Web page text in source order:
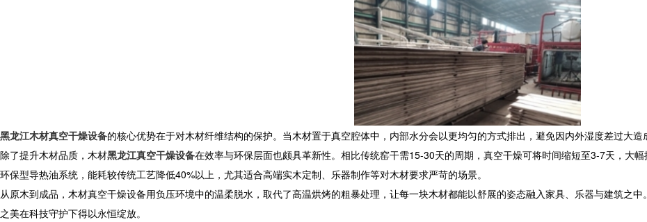
黑龙江木材真空干燥设备的核心优势在于对木材纤维结构的保护。当木材置于真空腔体中，内部水分会以更均匀的方式排出，避免因内外湿度差过大
除了提升木材品质，木材黑龙江真空干燥设备在效率与环保层面也颇具革新性。相比传统窑干需15-30天的周期，真空干燥可将时间缩短至3-7天，大
环保型导热油系统，能耗较传统工艺降低40%以上，尤其适合高端实木定制、乐器制作等对木材要求严苛的场景。
从原木到成品，木材真空干燥设备用负压环境中的温柔脱水，取代了高温烘烤的粗暴处理，让每一块木材都能以舒展的姿态融入家具、乐器与建筑之
之美在科技守护下得以永恒绽放。